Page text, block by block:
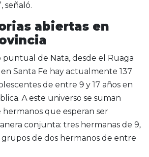
señaló.
abiertas en
puntual de Nata, desde el Ruaga
Santa Fe hay actualmente 137
de entre 9 y 17 años en
A este universo se suman
hermanos que esperan ser
conjunta: tres hermanas de 9,
grupos de dos hermanos de entre